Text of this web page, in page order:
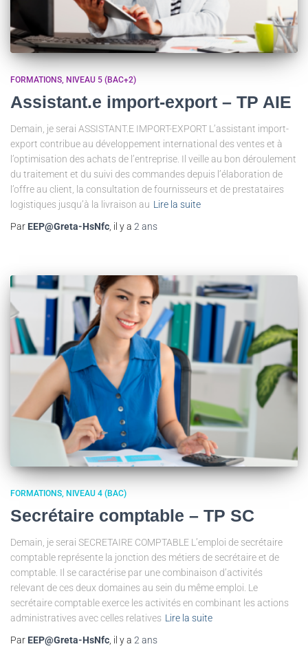
FORMATIONS NIVEAU 5 (BAC+2)
Assistant.e import-export – TP AIE
Demain, je serai ASSISTANT.E IMPORT-EXPORT L’assistant import-
export contribue au développement international des ventes et à
l’optimisation des achats de l’entreprise. Il veille au bon déroulement
du traitement et du suivi des commandes depuis l’élaboration de
l’offre au client, la consultation de fournisseurs et de prestataires
logistiques jusqu’à la livraison au Lire la suite
Par EEP@Greta-HsNfc , il y a 2 ans
FORMATIONS NIVEAU 4 (BAC)
Secrétaire comptable – TP SC
Demain, je serai SECRETAIRE COMPTABLE L’emploi de secrétaire
comptable représente la jonction des métiers de secrétaire et de
comptable. Il se caractérise par une combinaison d’activités
relevant de ces deux domaines au sein du même emploi. Le
secrétaire comptable exerce les activités en combinant les actions
administratives avec celles relatives Lire la suite
Par EEP@Greta-HsNfc, il y a 2 ans